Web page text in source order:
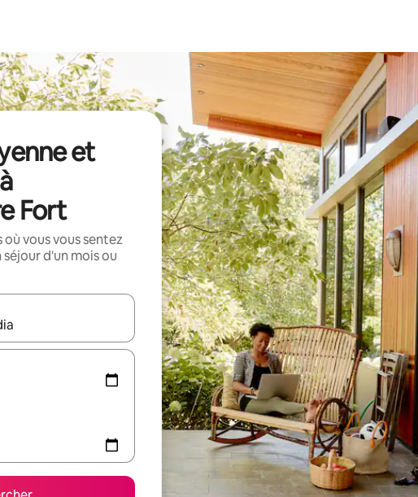
et
Fort
vous vous sentez
d'un mois ou
utilisez les flèches vers le haut et vers le bas pour les parcourir ou en